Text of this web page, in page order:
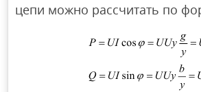
цепи можно рассчитать по